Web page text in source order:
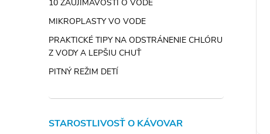
10 ZAUJÍMAVOSTÍ O VODE
MIKROPLASTY VO VODE
PRAKTICKÉ TIPY NA ODSTRÁNENIE CHLÓRU
Z VODY A LEPŠIU CHUŤ
PITNÝ REŽIM DETÍ
STAROSTLIVOSŤ O KÁVOVAR